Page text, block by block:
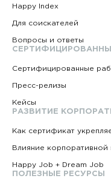
Happy Index
Для соискателей
Вопросы и ответы
Сертифицированные
Пресс-релизы
Кейсы
РАЗВИТИЕ
Как сертификат
Влияние корпоративной
Happy Job + Dream Job
ПОЛЕЗНЫЕ РЕСУРСЫ